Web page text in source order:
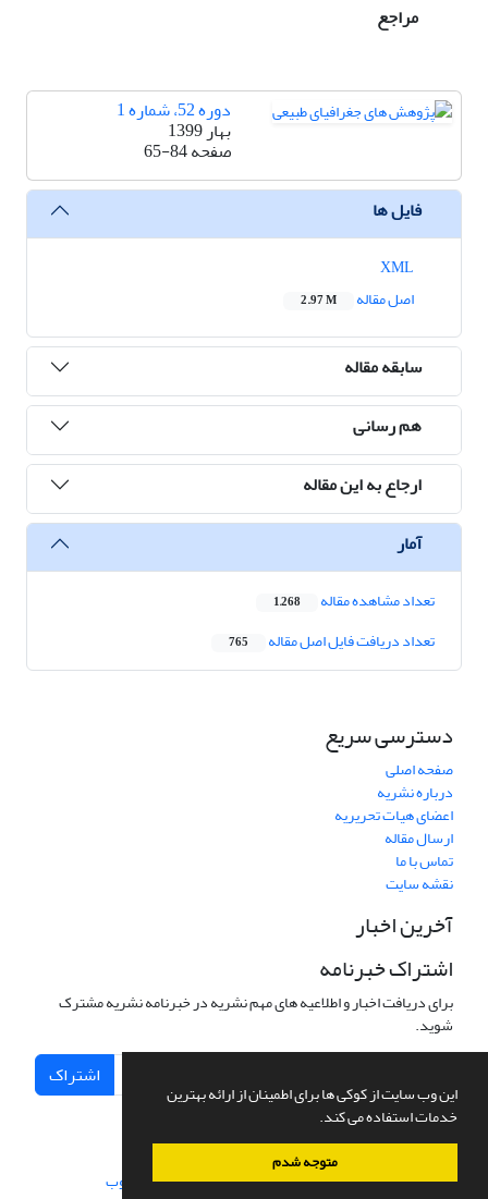
این وب سایت از کوکی ها برای اطمینان از ارائه بهترین
خدمات استفاده می کند.
متوجه شدم
مراجع
دوره 52، شماره 1
بهار 1399
صفحه65-84
فایل ها
اصل مقاله
2.97 M
سابقه مقاله
هم رسانی
ارجاع به این مقاله
آمار
تعداد مشاهده مقاله 1,268
تعداد دریافت فایل اصل مقاله 765
دسترسی سریع
صفحه اصلی
درباره نشریه
اعضای هیات تحریریه
ارسال مقاله
تماس با ما
نقشه سایت
آخرین اخبار
اشتراک خبرنامه
برای دریافت اخبار و اطلاعیه های مهم نشریه در خبرنامه نشریه مشترک
شوید.
اشتراک
سامانه مدیریت نشریات علمی.طراحی و پیاده سازی از سیناوب